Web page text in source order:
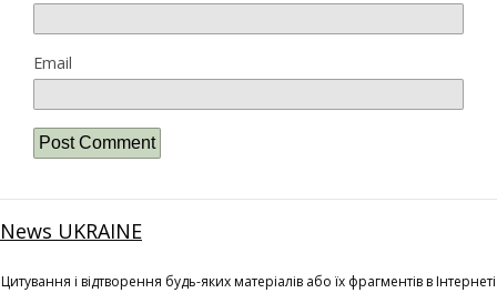
Email
News UKRAINE
Цитування і відтворення будь-яких матеріалів або їх фрагментів в Інтернеті